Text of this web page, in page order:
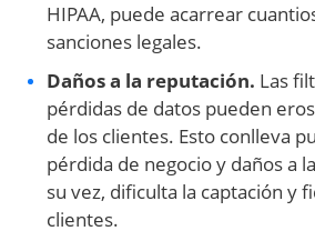
HIPAA, puede acarrear
sanciones legales.
Daños a la reputación. Las
pérdidas de datos pueden
de los clientes. Esto conlleva
pérdida de negocio y daños a
su vez, dificulta la captación y
clientes.